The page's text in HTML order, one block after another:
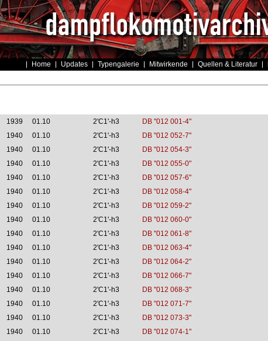
Home Updates Typengalerie Mitwirkende Quellen & Literatur
1939 01.10 2'C1'-h3
DB "012 001-4"
1940 01.10 2'C1'-h3
DB "012 052-7"
1940 01.10 2'C1'-h3
DB "012 054-3"
1940 01.10 2'C1'-h3
DB "012 055-0"
1940 01.10 2'C1'-h3
DB "012 057-6"
1940 01.10 2'C1'-h3
DB "012 058-4"
1940 01.10 2'C1'-h3
DB "012 059-2"
1940 01.10 2'C1'-h3
DB "012 060-0"
1940 01.10 2'C1'-h3
DB "012 061-8"
1940 01.10 2'C1'-h3
DB "012 063-4"
1940 01.10 2'C1'-h3
DB "012 064-2"
1940 01.10 2'C1'-h3
DB "012 066-7"
1940 01.10 2'C1'-h3
DB "012 068-3"
1940 01.10 2'C1'-h3
DB "012 071-7"
1940 01.10 2'C1'-h3
DB "012 073-3"
1940 01.10 2'C1'-h3
DB "012 074-1"